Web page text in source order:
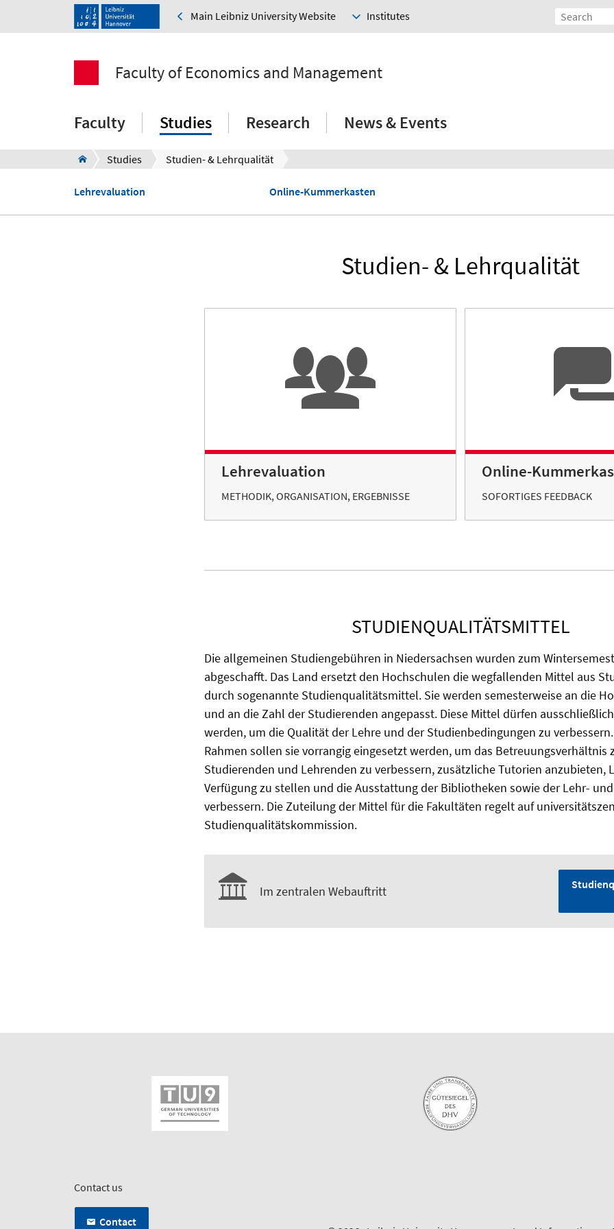
Main Leibniz University Website Institutes
Faculty of Economics and Management
Faculty Studies Research News & Events
Studies Studien- & Lehrqualität
Lehrevaluation Online-Kummerkasten
Studien- & Lehrqualität
Lehrevaluation
METHODIK, ORGANISATION, ERGEBNISSE
Online-
SOFORTIGES FEEDBACK
STUDIENQUALITÄTSMITTEL
Die allgemeinen Studiengebühren in Niedersachsen wurden zum
abgeschafft. Das Land ersetzt den Hochschulen die wegfallenden Mittel aus
durch sogenannte Studienqualitätsmittel. Sie werden semesterweise an die
und an die Zahl der Studierenden angepasst. Diese Mittel dürfen
werden, um die Qualität der Lehre und der Studienbedingungen zu
Rahmen sollen sie vorrangig eingesetzt werden, um das Betreuungsverhältnis
Studierenden und Lehrenden zu verbessern, zusätzliche Tutorien anzubieten,
Verfügung zu stellen und die Ausstattung der Bibliotheken sowie der Lehr-
verbessern. Die Zuteilung der Mittel für die Fakultäten regelt auf
Studienqualitätskommission.
Im zentralen Webauftritt
Contact us
Contact